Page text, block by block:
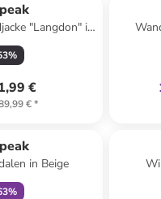
"Langdon" in
%
€
€*
in Beige
%